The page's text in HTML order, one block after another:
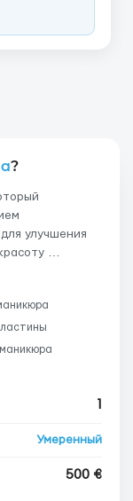
?
улучшения
…
Умеренный
500 €